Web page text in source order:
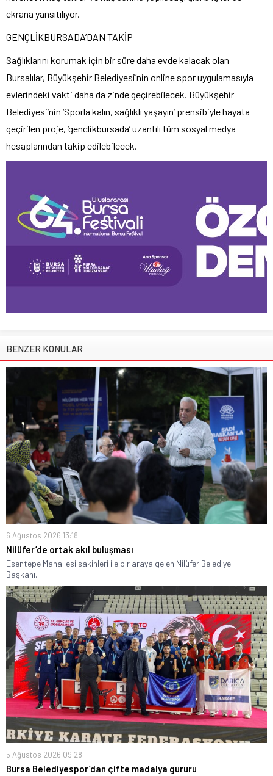
ekrana yansıtılıyor.
GENÇLİKBURSADA’DAN TAKİP
Sağlıklarını korumak için bir süre daha evde kalacak olan
Bursalılar, Büyükşehir Belediyesi’nin online spor uygulamasıyla
evlerindeki vakti daha da zinde geçirebilecek. Büyükşehir
Belediyesi’nin ‘Sporla kalın, sağlıklı yaşayın’ prensibiyle hayata
geçirilen proje, ‘genclikbursada’ uzantılı tüm sosyal medya
hesaplarından takip edilebilecek.
BENZER KONULAR
6 Ağustos 2026 13:18
Nilüfer’de ortak akıl buluşması
Esentepe Mahallesi sakinleri ile bir araya gelen Nilüfer Belediye
Başkanı...
5 Ağustos 2026 09:28
Bursa Belediyespor’dan çifte madalya gururu